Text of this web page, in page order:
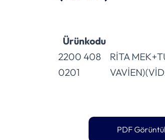
Ürünkodu
2200 408
0201
RİTA
PDF